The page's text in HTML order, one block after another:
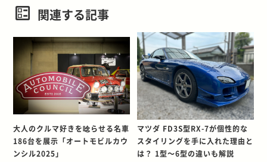
関連する記事
大人のクルマ好きを唸らせる名車
186台を展示「オートモビルカウ
ンシル2025」
マツダ FD3S型RX-7が個性的な
スタイリングを手に入れた理由と
は？ 1型～6型の違いも解説